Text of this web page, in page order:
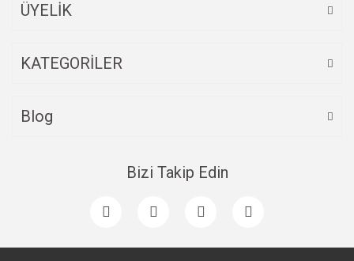
ÜYELİK
KATEGORİLER
Blog
Bizi Takip Edin